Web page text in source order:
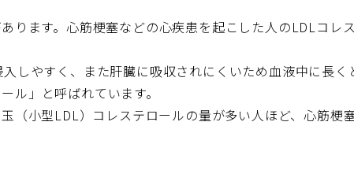
ります。心筋梗塞などの心疾患を起こした人のLDLコ
しやすく、また肝臓に吸収されにくいため血液中に長く
ル」と呼ばれています。
（小型LDL）コレステロールの量が多い人ほど、心筋梗